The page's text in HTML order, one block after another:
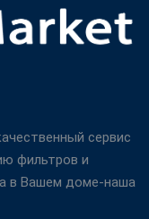
сервис
фильтров и
в Вашем доме-наша